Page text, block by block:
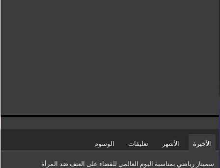
الأخيرة الأشهر تعليقات الوسوم
سمينار رياضي بمناسبة اليوم العالمي للقضاء على العنف ضد المرأة